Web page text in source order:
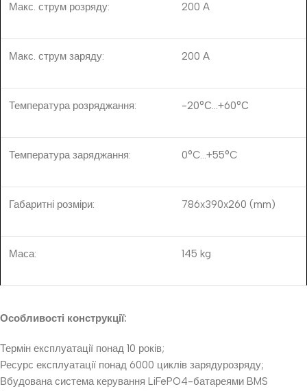
Макс. струм розряду: 200 A
Макс. струм заряду: 200 А
Температура розряджання: -20°С…+60°С
Температура заряджання: 0°C…+55°C
Габаритні розміри: 786x390x260 (mm)
Маса: 145 kg
Особливості конструкції:
Термін експлуатації понад 10 років;
Ресурс експлуатації понад 6000 циклів зарядурозряду;
Вбудована система керування LiFePO4-батареями BMS